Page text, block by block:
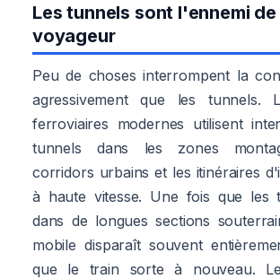
Les tunnels sont l'ennemi
voyageur
Peu de choses interrompent la
agressivement que les tunnels.
ferroviaires modernes utilisent
tunnels dans les zones
corridors urbains et les itinéraires
à haute vitesse. Une fois que les
dans de longues sections
mobile disparaît souvent
que le train sorte à nouveau.